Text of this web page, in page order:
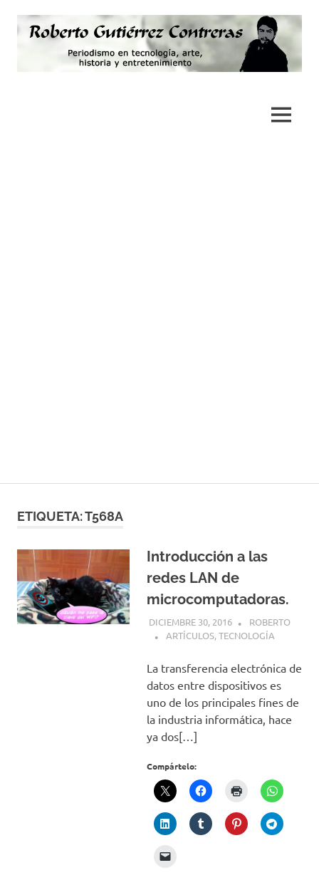
contenido
MENÚ
ETIQUETA:T568A
Introducción a las
redes LAN de
microcomputadoras.
DICIEMBRE 30, 2016
ROBERTO
ARTÍCULOS,TECNOLOGÍA
La transferencia electrónica de
datos entre dispositivos es
uno de los principales fines de
la industria informática, hace
ya dos[…]
Compártelo: